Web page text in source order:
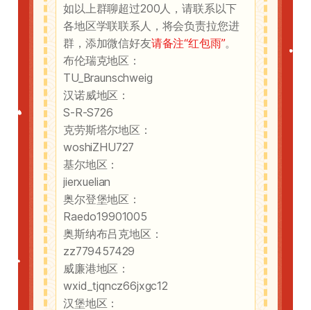
如以上群聊超过200人，请联系以下
各地区学联联系人，将会负责拉您进
群，添加微信好友请备注“红包雨”。
布伦瑞克地区：
TU_Braunschweig
汉诺威地区：
S-R-S726
克劳斯塔尔地区：
woshiZHU727
基尔地区：
jierxuelian
奥尔登堡地区：
Raedo19901005
奥斯纳布吕克地区：
zz779457429
威廉港地区：
wxid_tjqncz66jxgc12
汉堡地区：